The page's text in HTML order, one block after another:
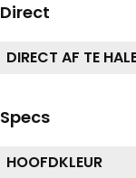
Direct
DIRECT AF TE
Specs
HOOFDKLEUR